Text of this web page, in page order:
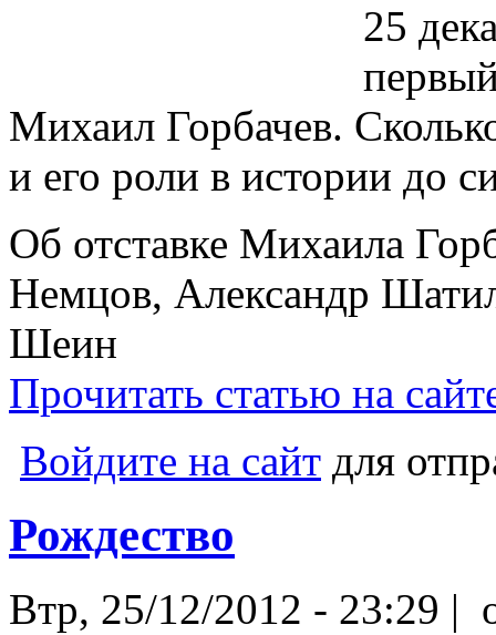
25
Михаил Горбачев.
и его роли в истории до
Об отставке Михаила
Немцов, Александр
Шеин
Прочитать статью на
Войдите на сайт для
Рождество
Втр, 25/12/2012 - 23:29 |